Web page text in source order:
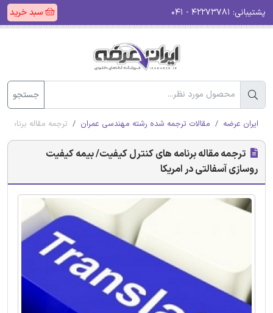
پشتیبانی: سبد خرید
جستجو
ایران عرضه مقالات ترجمه شده رشته مهندسی عمران ترجمه مقاله
ترجمه مقاله برنامه ‌های کنترل کیفیت/ بیمه کیفیت
روسازی آسفالتی در امریکا